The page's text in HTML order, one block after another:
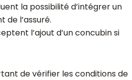
la possibilité d’intégrer un
l’assuré.
l’ajout d’un concubin si
de vérifier les conditions de